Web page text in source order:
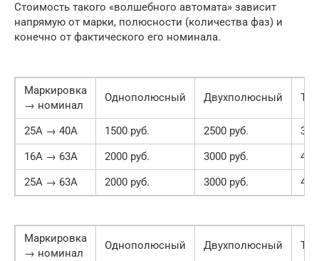
Стоимость такого «волшебного автомата» зависит
напрямую от марки, полюсности (количества фаз) и
конечно от фактического его номинала.
Маркировка
→ номинал
Однополюсный Двухполюсный
25А → 40А 1500 руб. 2500 руб.
16А → 63А
2000 руб. 3000 руб.
25А → 63А
2000 руб. 3000 руб.
Маркировка
→ номинал
Однополюсный Двухполюсный